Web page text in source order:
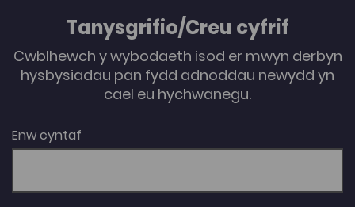
Tanysgrifio/Creu cyfrif
Cwblhewch y wybodaeth isod er mwyn derbyn
hysbysiadau pan fydd adnoddau newydd yn
cael eu hychwanegu.
Enw cyntaf